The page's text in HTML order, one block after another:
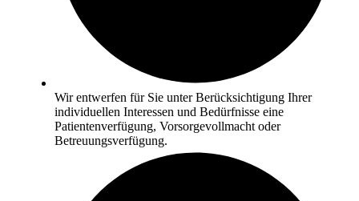
Wir entwerfen für Sie unter Berücksichtigung Ihrer
individuellen Interessen und Bedürfnisse eine
Patientenverfügung, Vorsorgevollmacht oder
Betreuungsverfügung.